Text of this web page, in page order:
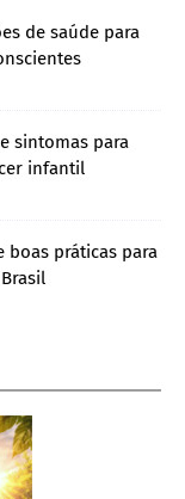
de saúde para
sintomas para
infantil
boas práticas para